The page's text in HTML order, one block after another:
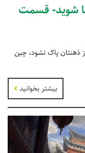
شوید- قسمت
ذهنتان پاک نشود، چین
بیشتر بخوانید